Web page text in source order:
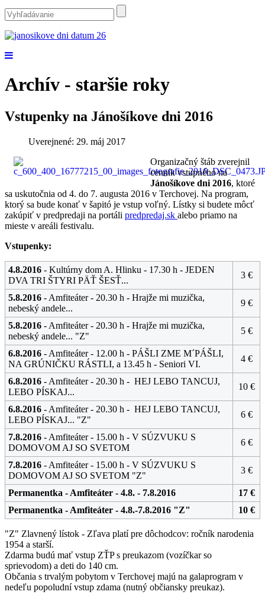
Archív - staršie roky
Vstupenky na Jánošíkove dni 2016
Uverejnené: 29. máj 2017
Organizačný štáb zverejnil
cenník vstupného na
Jánošíkove dni 2016, ktoré
sa uskutočnia od 4. do 7. augusta 2016 v Terchovej. Na program,
ktorý sa bude konať v šapitó je vstup voľný. Lístky si budete môcť
zakúpiť v predpredaji na portáli predpredaj.sk alebo priamo na
mieste v areáli festivalu.
Vstupenky:
4.8.2016 - Kultúrny dom A. Hlinku - 17.30 h - JEDEN
DVA TRI ŠTYRI PÄŤ ŠESŤ...
3 €
5.8.2016 - Amfiteáter - 20.30 h - Hrajže mi muzička,
nebeský andele...
9 €
5.8.2016 - Amfiteáter - 20.30 h - Hrajže mi muzička,
nebeský andele... "Z"
5 €
6.8.2016 - Amfiteáter - 12.00 h - PÁŠLI ZME M´PÁŠLI,
NA GRÚNIČKU RÁSTLI, a 13.45 h - Seniori VI.
4 €
6.8.2016 - Amfiteáter - 20.30 h - HEJ LEBO TANCUJ,
LEBO PÍSKAJ...
10 €
6.8.2016 - Amfiteáter - 20.30 h - HEJ LEBO TANCUJ,
LEBO PÍSKAJ... "Z"
6 €
7.8.2016 - Amfiteáter - 15.00 h - V SÚZVUKU S
DOMOVOM AJ SO SVETOM
6 €
7.8.2016 - Amfiteáter - 15.00 h - V SÚZVUKU S
DOMOVOM AJ SO SVETOM "Z"
3 €
Permanentka - Amfiteáter - 4.8. - 7.8.2016
17 €
Permanentka - Amfiteáter - 4.8.-7.8.2016 "Z"
10 €
"Z" Zlavnený lístok - Zľava platí pre dôchodcov: ročník narodenia
1954 a starší.
Zdarma budú mať vstup ZŤP s preukazom (vozíčkar so
sprievodom) a deti do 140 cm.
Občania s trvalým pobytom v Terchovej majú na galaprogram v
nedeľu popoludní vstup zdama (nutný občiansky preukaz).